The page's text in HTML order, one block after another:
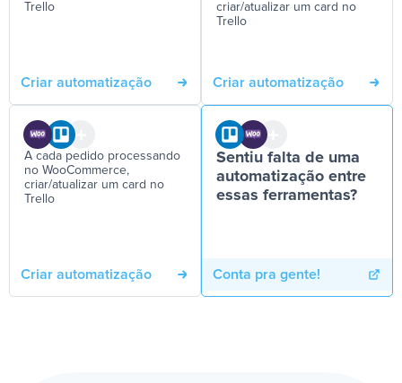
Trello
Criar automatização
criar/atualizar um card no
Trello
Criar automatização
A cada pedido processando
no WooCommerce,
criar/atualizar um card no
Trello
Criar automatização
Sentiu falta de uma
automatização entre
essas ferramentas?
Conta pra gente!